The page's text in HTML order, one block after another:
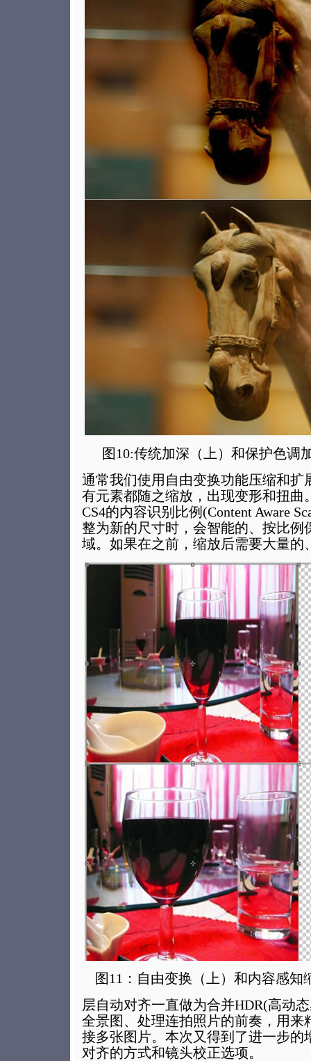
图10:传统加深（上）和保护色调
通常我们使用自由变换功能压缩和扩
有元素都随之缩放，出现变形和扭曲
CS4的内容识别比例(Content Aware
整为新的尺寸时，会智能的、按比例
域。如果在之前，缩放后需要大量的
图11：自由变换（上）和内容感知
层自动对齐一直做为合并HDR(高动
全景图、处理连拍照片的前奏，用来
接多张图片。本次又得到了进一步的
对齐的方式和镜头校正选项。